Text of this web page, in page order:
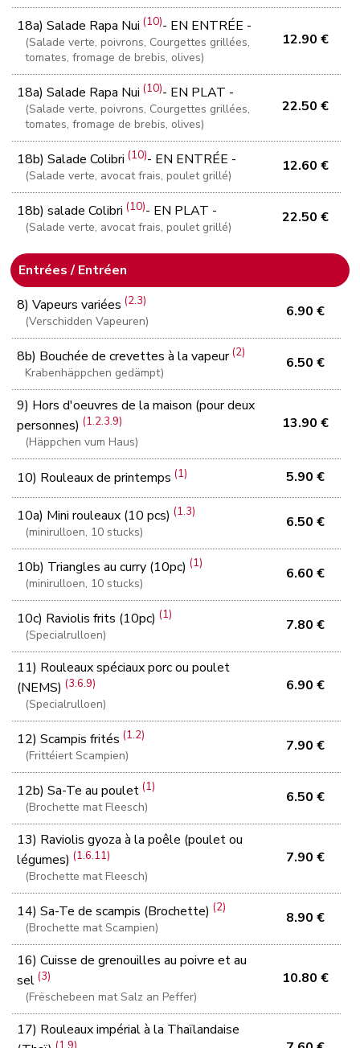
18a) Salade Rapa Nui(10)- EN ENTRÉE -
(Salade verte, poivrons, Courgettes grillées,
tomates, fromage de brebis, olives)
12.90 €
18a) Salade Rapa Nui(10)- EN PLAT -
(Salade verte, poivrons, Courgettes grillées,
tomates, fromage de brebis, olives)
22.50 €
18b) Salade Colibri(10)- EN ENTRÉE -
(Salade verte, avocat frais, poulet grillé)
12.60 €
18b) salade Colibri(10)- EN PLAT -
(Salade verte, avocat frais, poulet grillé)
22.50 €
Entrées / Entréen
8) Vapeurs variées(2.3)
(Verschidden Vapeuren)
6.90 €
8b) Bouchée de crevettes à la vapeur(2)
Krabenhäppchen gedämpt)
6.50 €
9) Hors d'oeuvres de la maison (pour deux
personnes)(1.2.3.9)
(Häppchen vum Haus)
13.90 €
10) Rouleaux de printemps(1) 5.90 €
10a) Mini rouleaux (10 pcs)(1.3)
(minirulloen, 10 stucks)
6.50 €
10b) Triangles au curry (10pc)(1)
(minirulloen, 10 stucks)
6.60 €
10c) Raviolis frits (10pc)(1)
(Specialrulloen)
7.80 €
11) Rouleaux spéciaux porc ou poulet
(NEMS)(3.6.9)
(Specialrulloen)
6.90 €
12) Scampis frités(1.2)
(Frittéiert Scampien)
7.90 €
12b) Sa-Te au poulet(1)
(Brochette mat Fleesch)
6.50 €
13) Raviolis gyoza à la poêle (poulet ou
légumes)(1.6.11)
(Brochette mat Fleesch)
7.90 €
14) Sa-Te de scampis (Brochette)(2)
(Brochette mat Scampien)
8.90 €
16) Cuisse de grenouilles au poivre et au
sel(3)
(Frëschebeen mat Salz an Peffer)
10.80 €
17) Rouleaux impérial à la Thaïlandaise